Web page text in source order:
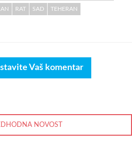
RAT SAD TEHERAN
Vaš komentar
NOVOST